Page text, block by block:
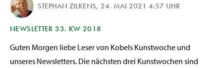
STEPHAN ZILKENS, 24. MAI 2021 4:57 UHR
NEWSLETTER 33. KW 2018
Guten Morgen liebe Leser von Kobels Kunstwoche und
unseres Newsletters. Die nächsten drei Kunstwochen sind